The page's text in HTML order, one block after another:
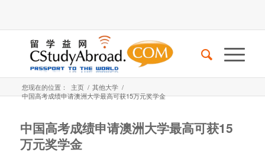
您现在的位置： 主页 / 其他大学 /
中国高考成绩申请澳洲大学最高可获15万元奖学金
中国高考成绩申请澳洲大学最高可获15
万元奖学金